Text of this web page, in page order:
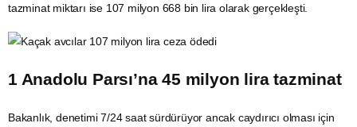
tazminat miktarı ise 107 milyon 668 bin lira olarak gerçekleşti.
1 Anadolu Parsı’na 45 milyon lira tazminat
Bakanlık, denetimi 7/24 saat sürdürüyor ancak caydırıcı olması için